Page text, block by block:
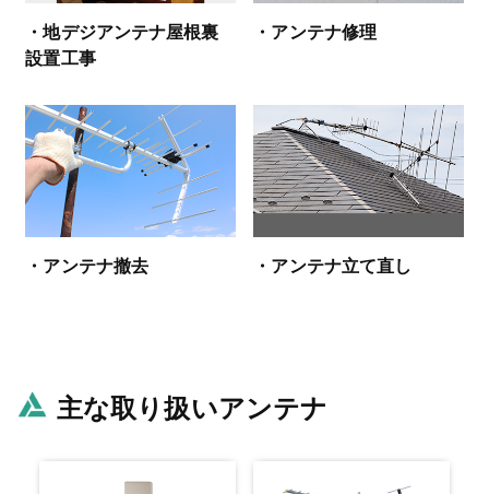
・地デジアンテナ屋根裏
設置工事
・アンテナ修理
・アンテナ撤去 ・アンテナ立て直し
主な取り扱いアンテナ